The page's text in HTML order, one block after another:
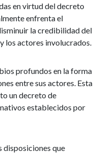
en virtud del decreto
enfrenta el
la credibilidad del
los actores involucrados.
profundos en la forma
entre sus actores. Esta
un decreto de
establecidos por
disposiciones que